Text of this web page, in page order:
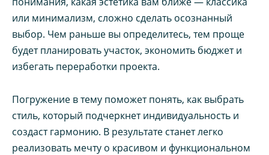
или минимализм, сложно сделать осознанный
выбор. Чем раньше вы определитесь, тем проще
будет планировать участок, экономить бюджет и
избегать переработки проекта.
Погружение в тему поможет понять, как выбрать
стиль, который подчеркнет индивидуальность и
создаст гармонию. В результате станет легко
реализовать мечту о красивом и функциональном